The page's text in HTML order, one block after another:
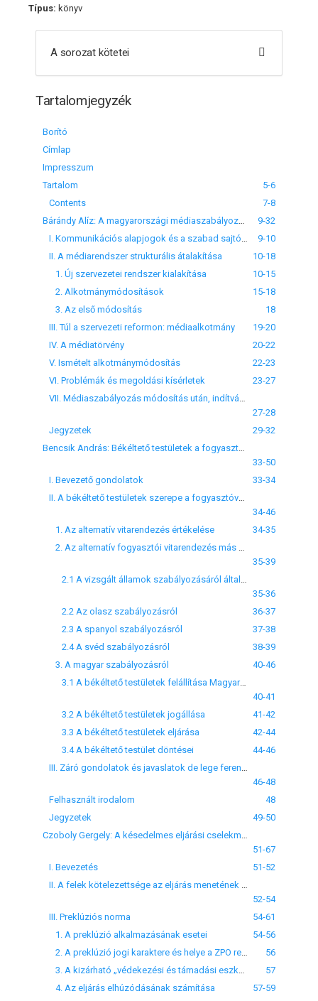
Típus: könyv
A sorozat kötetei
Tartalomjegyzék
Borító
Címlap
Impresszum
Tartalom
5-6
Contents
7-8
9-32
9-10
II. A médiarendszer strukturális átalakítása
10-18
1. Új szervezetei rendszer kialakítása
10-15
2. Alkotmánymódosítások
15-18
3. Az első módosítás
18
III. Túl a szervezeti reformon: médiaalkotmány
19-20
IV. A médiatörvény
20-22
V. Ismételt alkotmánymódosítás
22-23
VI. Problémák és megoldási kísérletek
23-27
27-28
Jegyzetek
29-32
33-50
I. Bevezető gondolatok
33-34
34-46
1. Az alternatív vitarendezés értékelése
34-35
35-39
35-36
2.2 Az olasz szabályozásról
36-37
2.3 A spanyol szabályozásról
37-38
2.4 A svéd szabályozásról
38-39
3. A magyar szabályozásról
40-46
3.1 A békéltető testületek felállítása Magyarországon
40-41
3.2 A békéltető testületek jogállása
41-42
3.3 A békéltető testületek eljárása
42-44
3.4 A békéltető testület döntései
44-46
46-48
Felhasznált irodalom
48
Jegyzetek
49-50
51-67
I. Bevezetés
51-52
52-54
III. Preklúziós norma
54-61
1. A preklúzió alkalmazásának esetei
54-56
56
57
4. Az eljárás elhúzódásának számítása
57-59